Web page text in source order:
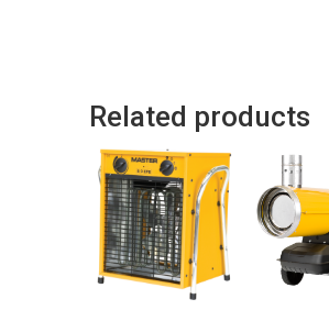
Related products